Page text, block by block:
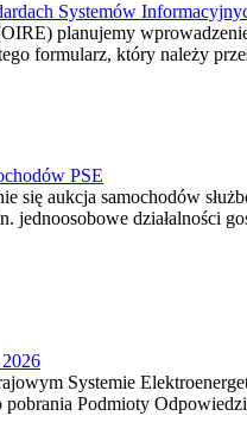
Systemów
planujemy
formularz, który należy
PSE
się aukcja samochodów
jednoosobowe działalności
Systemie
Podmioty